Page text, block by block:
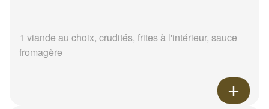
1 viande au choix, crudités, frites à l'intérieur, sauce
fromagère